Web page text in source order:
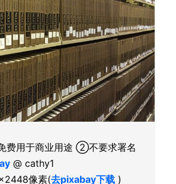
用于商业用途 ②不要求署名
@ cathy1
像素(去pixabay下载 )